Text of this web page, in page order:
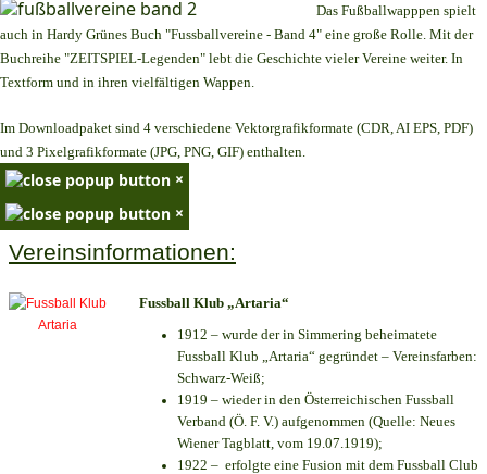
Das Fußballwapppen spielt
auch in Hardy Grünes Buch "Fussballvereine - Band 4" eine große Rolle. Mit der
Buchreihe "ZEITSPIEL-Legenden" lebt die Geschichte vieler Vereine weiter. In
Textform und in ihren vielfältigen Wappen.
Im Downloadpaket sind 4 verschiedene Vektorgrafikformate (CDR, AI EPS, PDF)
und 3 Pixelgrafikformate (JPG, PNG, GIF) enthalten.
×
×
Vereinsinformationen:
Fussball Klub „Artaria“
1912 – wurde der in Simmering beheimatete
Fussball Klub „Artaria“ gegründet – Vereinsfarben:
Schwarz-Weiß;
1919 – wieder in den Österreichischen Fussball
Verband (Ö. F. V.) aufgenommen (Quelle: Neues
Wiener Tagblatt, vom 19.07.1919);
1922 – erfolgte eine Fusion mit dem Fussball Club